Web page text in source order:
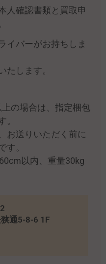
人確認書類と買取申
イバーがお持ちしま
たします。
の場合は、指定梱包
。
お送りいただく前に
す。
以内、重量30kg
通5-8-6 1F